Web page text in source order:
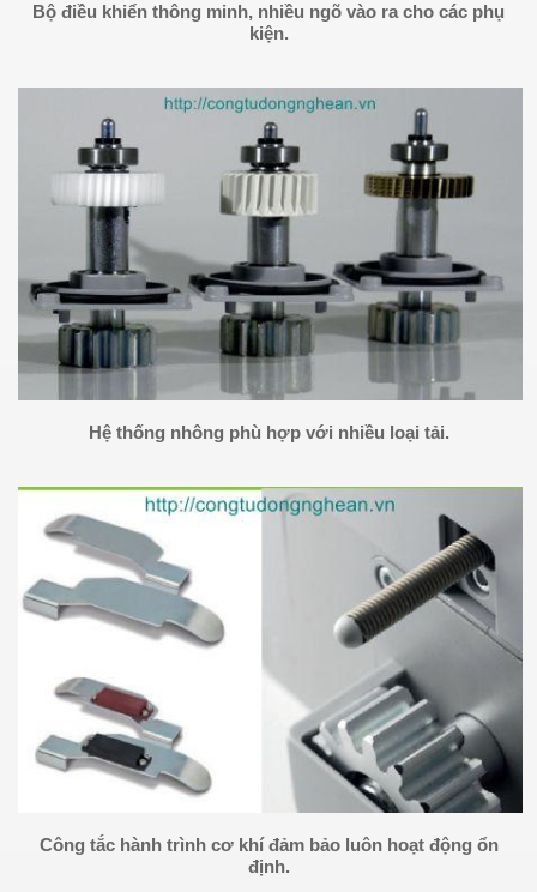
Bộ điều khiển thông minh, nhiều ngõ vào ra cho các phụ
kiện.
Hệ thống nhông phù hợp với nhiều loại tải.
Công tắc hành trình cơ khí đảm bảo luôn hoạt động ổn
định.